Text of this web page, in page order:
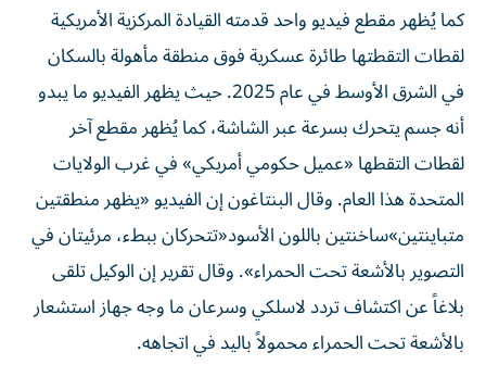
كما يُظهر مقطع فيديو واحد قدمته القيادة المركزية الأمريكية
لقطات التقطتها طائرة عسكرية فوق منطقة مأهولة بالسكان
في الشرق الأوسط في عام 2025. حيث يظهر الفيديو ما يبدو
أنه جسم يتحرك بسرعة عبر الشاشة، كما يُظهر مقطع آخر
لقطات التقطها «عميل حكومي أمريكي» في غرب الولايات
المتحدة هذا العام. وقال البنتاغون إن الفيديو «يظهر منطقتين
متباينتين»ساخنتين باللون الأسود«تتحركان ببطء، مرئيتان في
التصوير بالأشعة تحت الحمراء». وقال تقرير إن الوكيل تلقى
بلاغاً عن اكتشاف تردد لاسلكي وسرعان ما وجه جهاز استشعار
بالأشعة تحت الحمراء محمولاً باليد في اتجاهه.